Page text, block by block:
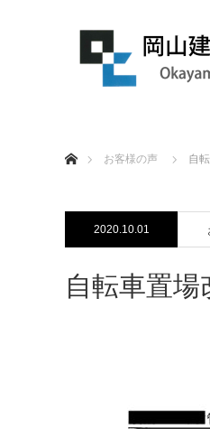
お客様の声
自
2020.10.01
自転車置